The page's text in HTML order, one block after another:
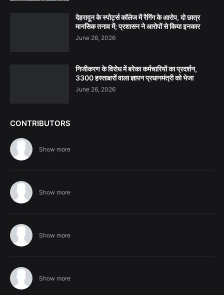
देहरादून के स्पोर्ट्स कॉलेज में रैगिंग के आरोप, दो छात्र
मानसिक तनाव में; प्रशासन ने आरोपों से किया इनकार
June 26, 2026
निजीकरण के विरोध में बरेका कर्मचारियों का प्रदर्शन,
3300 हस्ताक्षरों वाला ज्ञापन प्रधानमंत्री को भेजा
June 26, 2026
CONTRIBUTORS
Show more
Show more
Show more
Show more